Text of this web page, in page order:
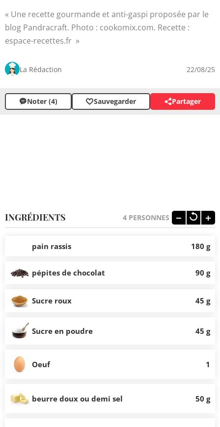
Une recette gourmande et anti-gaspi proposée par le
blog Pandracraft. Photo : cookomix.com. Recette :
espace-recettes.fr
La Rédaction 22/08/25
Noter (4) Sauvegarder Partager
INGRÉDIENTS 4 PERSONNES
pain rassis 180 g
pépites de chocolat 90 g
Sucre roux 45 g
Sucre en poudre 45 g
Oeuf 1
beurre doux ou demi sel 50 g